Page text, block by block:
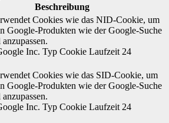
Beschreibung
Cookies wie das NID-Cookie, um
Google-Produkten wie der Google-Suche
Inc. Typ Cookie Laufzeit 24
Cookies wie das SID-Cookie, um
Google-Produkten wie der Google-Suche
Inc. Typ Cookie Laufzeit 24